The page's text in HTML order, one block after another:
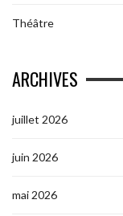
Théâtre
ARCHIVES
juillet 2026
juin 2026
mai 2026